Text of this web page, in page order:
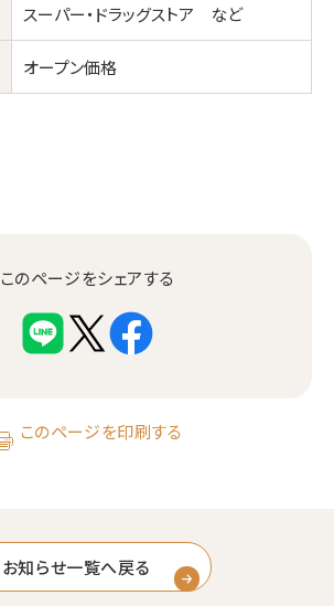
スーパー・ドラッグストア など
オープン価格
このページをシェアする
このページを印刷する
お知らせ一覧へ戻る